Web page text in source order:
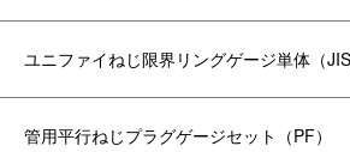
ユニファイねじ限界リングゲージ単体（JIS
管用平行ねじプラグゲージセット （PF）